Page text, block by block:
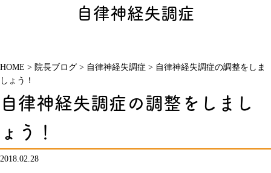
自律神経失調症
HOME > 院長ブログ > 自律神経失調症 > 自律神経失調症の調整をしま
しょう！
自律神経失調症の調整をしまし
ょう！
2018.02.28